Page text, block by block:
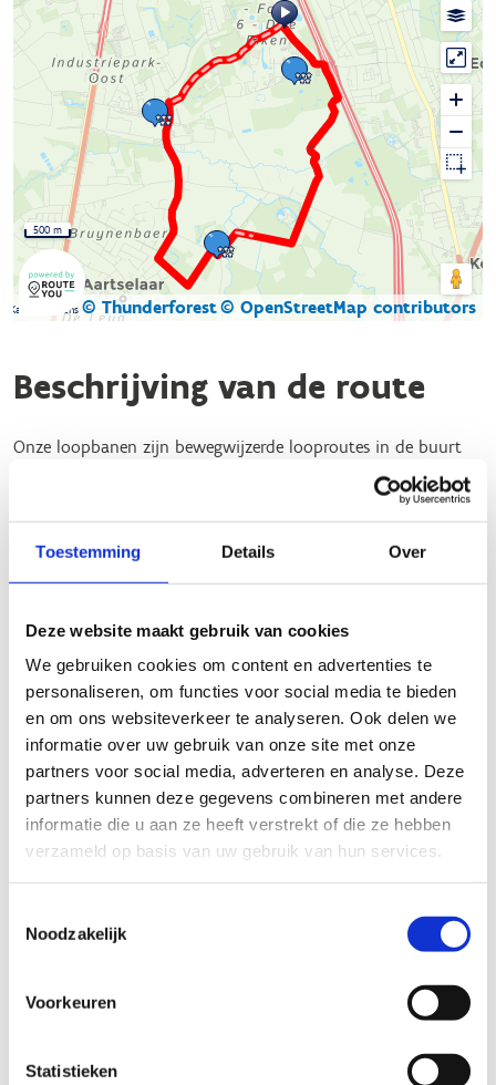
Toestemming Details Over
Deze website maakt gebruik van cookies
We gebruiken cookies om content en advertenties te
personaliseren, om functies voor social media te bieden
en om ons websiteverkeer te analyseren. Ook delen we
informatie over uw gebruik van onze site met onze
partners voor social media, adverteren en analyse. Deze
partners kunnen deze gegevens combineren met andere
informatie die u aan ze heeft verstrekt of die ze hebben
verzameld op basis van uw gebruik van hun services.
Noodzakelijk
Voorkeuren
Statistieken
Kaartgegevens © Thunderforest© OpenStreetMap contributors
500 m
Beschrijving van de route
Onze loopbanen zijn bewegwijzerde looproutes in de buurt
van een bedrijventerrein, vaak gelinkt aan een nabijgelegen
Perfect geschikt voor een jogging, een lunchwandeling of een
(Kontich, Aartselaar, District Wilrijk, Edegem) sloegen de
handen in elkaar voor de ontwikkeling van deze loopbaan.
Er is een combinatie van zowel mooie stukjes natuur als
dorpskernen, en er werden zelfs stukken met een industrieel
karakter in opgenomen.
De loopbaan bestaat bij voorkeur uit verschillende lussen van
verschillende afstanden:
Loopbaanonderbreking: groene lus van 4 km.
Burn-out: rode lus van 8 km.
van Aartselaar en op het grondgebied van Atlas Copco).